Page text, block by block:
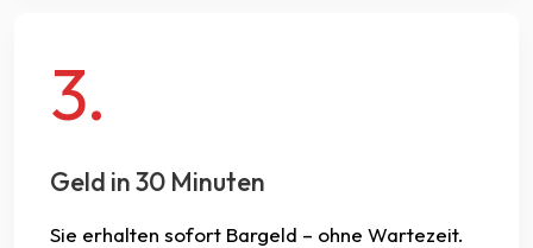
3.
Geld in 30 Minuten
Sie erhalten sofort Bargeld – ohne Wartezeit.